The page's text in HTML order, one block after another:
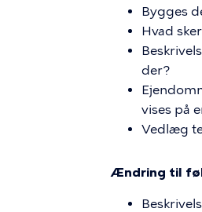
Bygges
Hvad
der?
vises på
Vedlæg
Ændring til